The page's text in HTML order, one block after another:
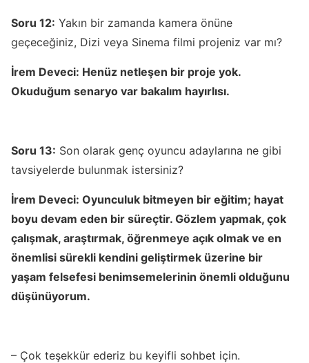
Soru 12: Yakın bir zamanda kamera önüne
geçeceğiniz, Dizi veya Sinema filmi projeniz var mı?
İrem Deveci: Henüz netleşen bir proje yok.
Okuduğum senaryo var bakalım hayırlısı.
Soru 13: Son olarak genç oyuncu adaylarına ne gibi
tavsiyelerde bulunmak istersiniz?
İrem Deveci: Oyunculuk bitmeyen bir eğitim; hayat
boyu devam eden bir süreçtir. Gözlem yapmak, çok
çalışmak, araştırmak, öğrenmeye açık olmak ve en
önemlisi sürekli kendini geliştirmek üzerine bir
yaşam felsefesi benimsemelerinin önemli olduğunu
düşünüyorum.
– Çok teşekkür ederiz bu keyifli sohbet için.